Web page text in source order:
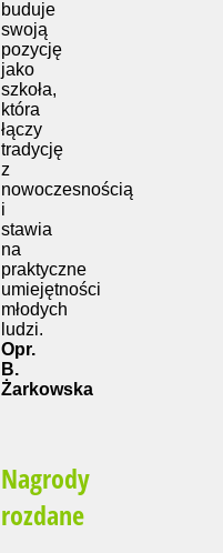
buduje
swoją
pozycję
jako
szkoła,
która
łączy
tradycję
z
nowoczesnością
i
stawia
na
praktyczne
umiejętności
młodych
ludzi.
Opr.
B.
Żarkowska
Nagrody
rozdane